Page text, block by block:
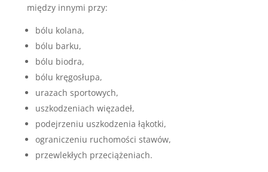
między innymi przy:
bólu kolana,
bólu barku,
bólu biodra,
bólu kręgosłupa,
urazach sportowych,
uszkodzeniach więzadeł,
podejrzeniu uszkodzenia łąkotki,
ograniczeniu ruchomości stawów,
przewlekłych przeciążeniach.